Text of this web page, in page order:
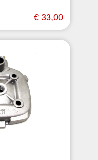
€ 33,00